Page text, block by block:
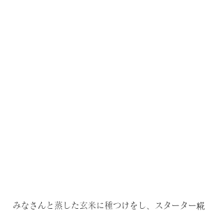
みなさんと蒸した玄米に種つけをし、スターター糀